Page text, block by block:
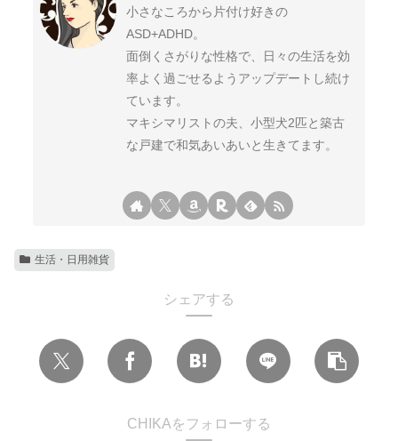
小さなころから片付け好きの
ASD+ADHD。
面倒くさがりな性格で、日々の生活を効
率よく過ごせるようアップデートし続け
ています。
マキシマリストの夫、小型犬2匹と築古
な戸建で和気あいあいと生きてます。
生活・日用雑貨
シェアする
CHIKAをフォローする